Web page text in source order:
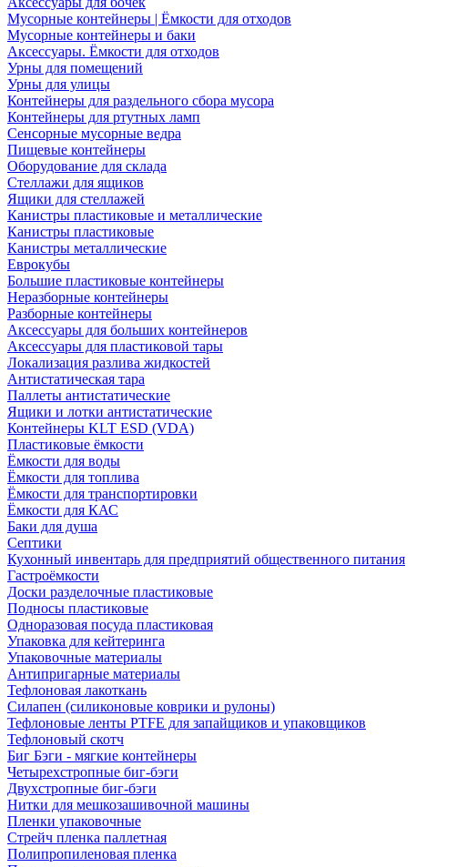
Мусорные контейнеры | Ёмкости для отходов
Мусорные контейнеры и баки
Аксессуары. Ёмкости для отходов
Урны для помещений
Урны для улицы
Контейнеры для раздельного сбора мусора
Контейнеры для ртутных ламп
Сенсорные мусорные ведра
Пищевые контейнеры
Оборудование для склада
Стеллажи для ящиков
Ящики для стеллажей
Канистры пластиковые и металлические
Канистры пластиковые
Канистры металлические
Еврокубы
Большие пластиковые контейнеры
Неразборные контейнеры
Разборные контейнеры
Аксессуары для больших контейнеров
Аксессуары для пластиковой тары
Локализация разлива жидкостей
Антистатическая тара
Паллеты антистатические
Ящики и лотки антистатические
Контейнеры KLT ESD (VDA)
Пластиковые ёмкости
Ёмкости для воды
Ёмкости для топлива
Ёмкости для транспортировки
Ёмкости для КАС
Баки для душа
Септики
Кухонный инвентарь для предприятий общественного питания
Гастроёмкости
Доски разделочные пластиковые
Подносы пластиковые
Одноразовая посуда пластиковая
Упаковка для кейтеринга
Упаковочные материалы
Антипригарные материалы
Тефлоновая лакоткань
Силапен (силиконовые коврики и рулоны)
Тефлоновые ленты PTFE для запайщиков и упаковщиков
Тефлоновый скотч
Биг Бэги - мягкие контейнеры
Четырехстропные биг-бэги
Двухстропные биг-бэги
Нитки для мешкозашивочной машины
Пленки упаковочные
Стрейч пленка паллетная
Полипропиленовая пленка